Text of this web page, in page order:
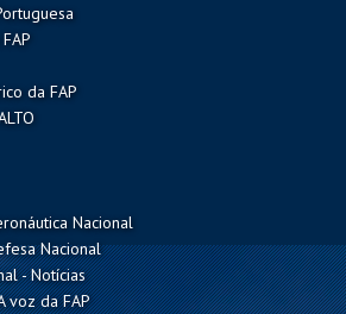
da FAP
Nacional
Nacional
- Notícias
voz da FAP